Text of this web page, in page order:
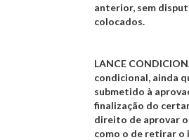
anterior, sem
colocados.
LANCE
condicional, ainda
submetido à
finalização do
direito de aprovar
como o de retirar o